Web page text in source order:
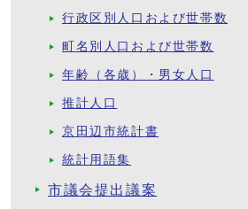
行政区別人口および世帯数
町名別人口および世帯数
年齢（各歳）・男女人口
推計人口
京田辺市統計書
統計用語集
市議会提出議案